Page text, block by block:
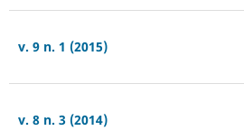
v. 9 n. 1 (2015)
v. 8 n. 3 (2014)